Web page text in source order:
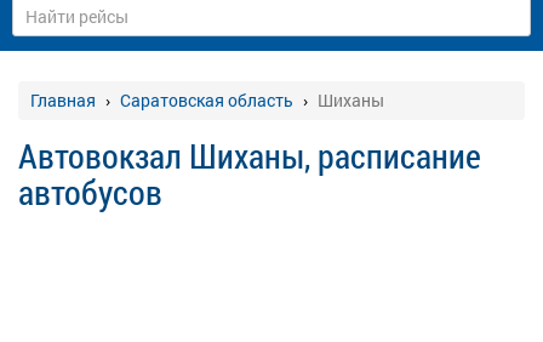
Главная Саратовская область Шиханы
Автовокзал Шиханы, расписание
автобусов